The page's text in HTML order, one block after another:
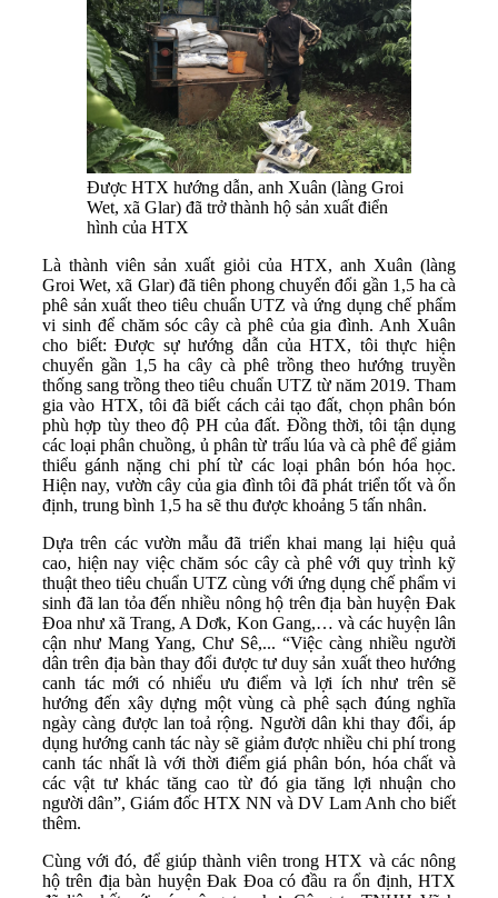
Được HTX hướng dẫn, anh Xuân (làng Groi
Wet, xã Glar) đã trở thành hộ sản xuất điển
hình của HTX
Là thành viên sản xuất giỏi của HTX, anh Xuân (làng
Groi Wet, xã Glar) đã tiên phong chuyển đổi gần 1,5 ha cà
phê sản xuất theo tiêu chuẩn UTZ và ứng dụng chế phẩm
vi sinh để chăm sóc cây cà phê của gia đình. Anh Xuân
cho biết: Được sự hướng dẫn của HTX, tôi thực hiện
chuyển gần 1,5 ha cây cà phê trồng theo hướng truyền
thống sang trồng theo tiêu chuẩn UTZ từ năm 2019. Tham
gia vào HTX, tôi đã biết cách cải tạo đất, chọn phân bón
phù hợp tùy theo độ PH của đất. Đồng thời, tôi tận dụng
các loại phân chuồng, ủ phân từ trấu lúa và cà phê để giảm
thiểu gánh nặng chi phí từ các loại phân bón hóa học.
Hiện nay, vườn cây của gia đình tôi đã phát triển tốt và ổn
định, trung bình 1,5 ha sẽ thu được khoảng 5 tấn nhân.
Dựa trên các vườn mẫu đã triển khai mang lại hiệu quả
cao, hiện nay việc chăm sóc cây cà phê với quy trình kỹ
thuật theo tiêu chuẩn UTZ cùng với ứng dụng chế phẩm vi
sinh đã lan tỏa đến nhiều nông hộ trên địa bàn huyện Đak
Đoa như xã Trang, A Dơk, Kon Gang,… và các huyện lân
cận như Mang Yang, Chư Sê,... “Việc càng nhiều người
dân trên địa bàn thay đổi được tư duy sản xuất theo hướng
canh tác mới có nhiểu ưu điểm và lợi ích như trên sẽ
hướng đến xây dựng một vùng cà phê sạch đúng nghĩa
ngày càng được lan toả rộng. Người dân khi thay đổi, áp
dụng hướng canh tác này sẽ giảm được nhiều chi phí trong
canh tác nhất là với thời điểm giá phân bón, hóa chất và
các vật tư khác tăng cao từ đó gia tăng lợi nhuận cho
người dân”, Giám đốc HTX NN và DV Lam Anh cho biết
thêm.
Cùng với đó, để giúp thành viên trong HTX và các nông
hộ trên địa bàn huyện Đak Đoa có đầu ra ổn định, HTX